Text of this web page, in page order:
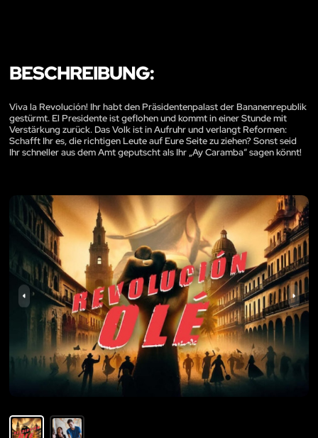
BESCHREIBUNG:
Viva la Revolución! Ihr habt den Präsidentenpalast der Bananenrepublik
gestürmt. El Presidente ist geflohen und kommt in einer Stunde mit
Verstärkung zurück. Das Volk ist in Aufruhr und verlangt Reformen:
Schafft Ihr es, die richtigen Leute auf Eure Seite zu ziehen? Sonst seid
Ihr schneller aus dem Amt geputscht als Ihr „Ay Caramba“ sagen könnt!